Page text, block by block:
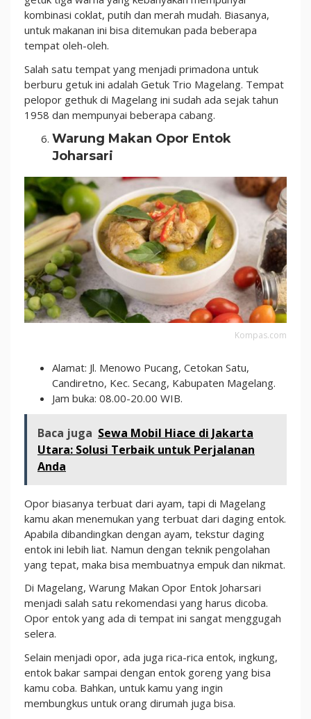
kombinasi coklat, putih dan merah mudah. Biasanya,
untuk makanan ini bisa ditemukan pada beberapa
tempat oleh-oleh.
Salah satu tempat yang menjadi primadona untuk
berburu getuk ini adalah Getuk Trio Magelang. Tempat
pelopor gethuk di Magelang ini sudah ada sejak tahun
1958 dan mempunyai beberapa cabang.
Warung Makan Opor Entok
Joharsari
Kompas.com
Alamat: Jl. Menowo Pucang, Cetokan Satu,
Candiretno, Kec. Secang, Kabupaten Magelang.
Jam buka: 08.00-20.00 WIB.
Baca juga Sewa Mobil Hiace di Jakarta
Utara: Solusi Terbaik untuk Perjalanan
Anda
Opor biasanya terbuat dari ayam, tapi di Magelang
kamu akan menemukan yang terbuat dari daging entok.
Apabila dibandingkan dengan ayam, tekstur daging
entok ini lebih liat. Namun dengan teknik pengolahan
yang tepat, maka bisa membuatnya empuk dan nikmat.
Di Magelang, Warung Makan Opor Entok Joharsari
menjadi salah satu rekomendasi yang harus dicoba.
Opor entok yang ada di tempat ini sangat menggugah
selera.
Selain menjadi opor, ada juga rica-rica entok, ingkung,
entok bakar sampai dengan entok goreng yang bisa
kamu coba. Bahkan, untuk kamu yang ingin
membungkus untuk orang dirumah juga bisa.